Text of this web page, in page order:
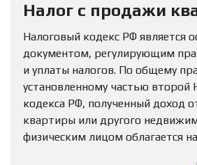
Налог с продажи
Налоговый кодекс РФ является
документом, регулирующим
и уплаты налогов. По общему
установленному частью второй
кодекса РФ, полученный доход
квартиры или другого
физическим лицом облагается